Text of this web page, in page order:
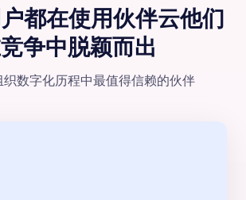
都在使用伙伴云他们
争中脱颖⽽出
织数字化历程中最值得信赖的伙伴